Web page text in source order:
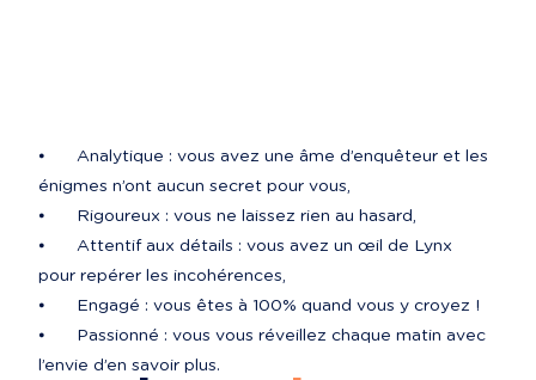
⦁	Analytique : vous avez une âme d’enquêteur et les
énigmes n’ont aucun secret pour vous,
⦁	Rigoureux : vous ne laissez rien au hasard,
⦁	Attentif aux détails : vous avez un œil de Lynx
pour repérer les incohérences,
⦁	Engagé : vous êtes à 100% quand vous y croyez !
⦁	Passionné : vous vous réveillez chaque matin avec
l’envie d’en savoir plus.